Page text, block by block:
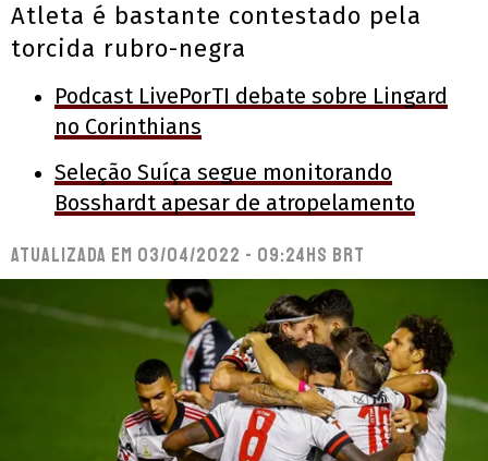
Atleta é bastante contestado pela
torcida rubro-negra
Podcast LivePorTI debate sobre Lingard
no Corinthians
Seleção Suíça segue monitorando
Bosshardt apesar de atropelamento
Atualizada em 03/04/2022 - 09:24hs BRT